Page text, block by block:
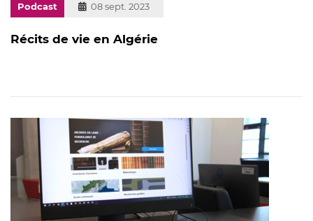
Podcast
Publié
08 sept. 2023
Récits de vie en Algérie